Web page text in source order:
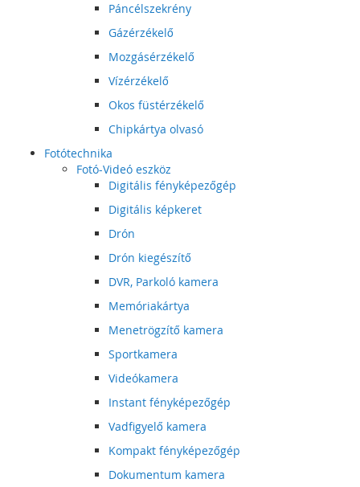
Páncélszekrény
Gázérzékelő
Mozgásérzékelő
Vízérzékelő
Okos füstérzékelő
Chipkártya olvasó
Fotótechnika
Fotó-Videó eszköz
Digitális fényképezőgép
Digitális képkeret
Drón
Drón kiegészítő
DVR, Parkoló kamera
Memóriakártya
Menetrögzítő kamera
Sportkamera
Videókamera
Instant fényképezőgép
Vadfigyelő kamera
Kompakt fényképezőgép
Dokumentum kamera